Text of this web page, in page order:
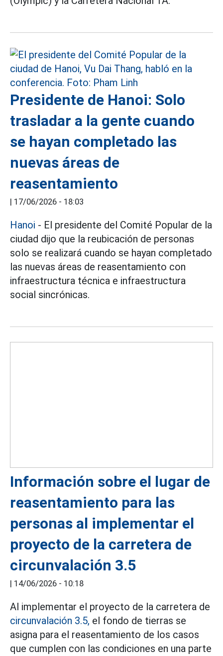
Presidente de Hanoi: Solo
trasladar a la gente cuando
se hayan completado las
nuevas áreas de
reasentamiento
| 17/06/2026 - 18:03
Hanoi - El presidente del Comité Popular de la
ciudad dijo que la reubicación de personas
solo se realizará cuando se hayan completado
las nuevas áreas de reasentamiento con
infraestructura técnica e infraestructura
social sincrónicas.
Información sobre el lugar de
reasentamiento para las
personas al implementar el
proyecto de la carretera de
circunvalación 3.5
| 14/06/2026 - 10:18
Al implementar el proyecto de la carretera de
circunvalación 3.5, el fondo de tierras se
asigna para el reasentamiento de los casos
que cumplen con las condiciones en una parte